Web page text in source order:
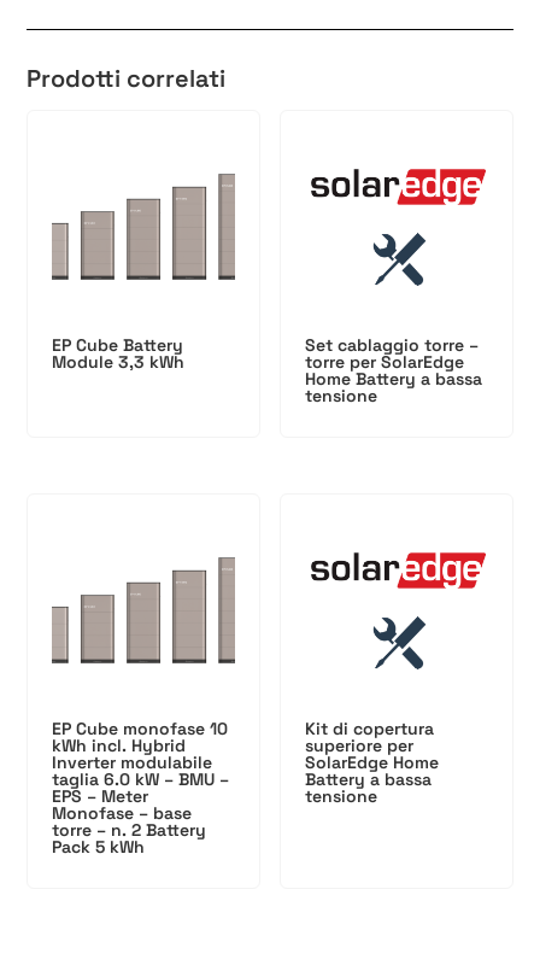
Prodotti correlati
EP Cube Battery
Module 3,3 kWh
Set cablaggio torre –
torre per SolarEdge
Home Battery a bassa
tensione
EP Cube monofase 10
kWh incl. Hybrid
Inverter modulabile
taglia 6.0 kW – BMU –
EPS – Meter
Monofase – base
torre – n. 2 Battery
Pack 5 kWh
Kit di copertura
superiore per
SolarEdge Home
Battery a bassa
tensione